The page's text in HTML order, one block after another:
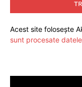
Acest site folosește
sunt procesate